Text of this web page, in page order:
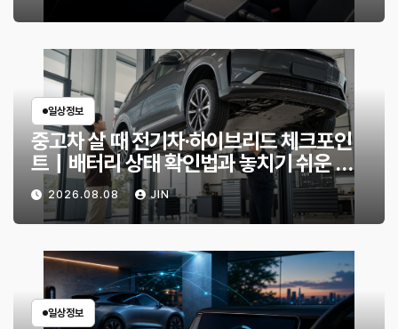
일상정보
중고차 살 때 전기차·하이브리드 체크포인
트｜배터리 상태 확인법과 놓치기 쉬운 위
험 신호
2026.08.08 JIN
일상정보